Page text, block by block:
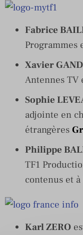
Fabrice
Programmes
Xavier
Antennes TV
Sophie
adjointe en
étrangères
Philippe
TF1
contenus et
Karl ZERO